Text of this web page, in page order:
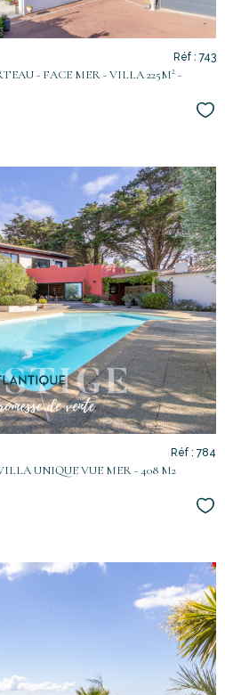
- FACE MER - VILLA 225M² -
Réf : 743
voir le
UNIQUE VUE MER - 408 M2
Réf : 784
voir le